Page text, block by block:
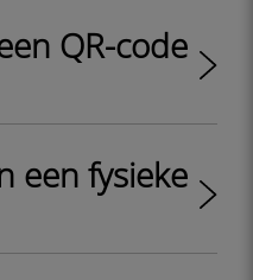
QR-code
een fysieke